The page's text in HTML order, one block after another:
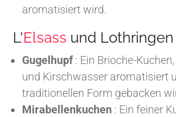
aromatisiert wird.
L'Elsass und Lothringen
Gugelhupf: Ein Brioche-
und Kirschwasser aromatisiert
traditionellen Form gebacken
Mirabellenkuchen : Ein feiner